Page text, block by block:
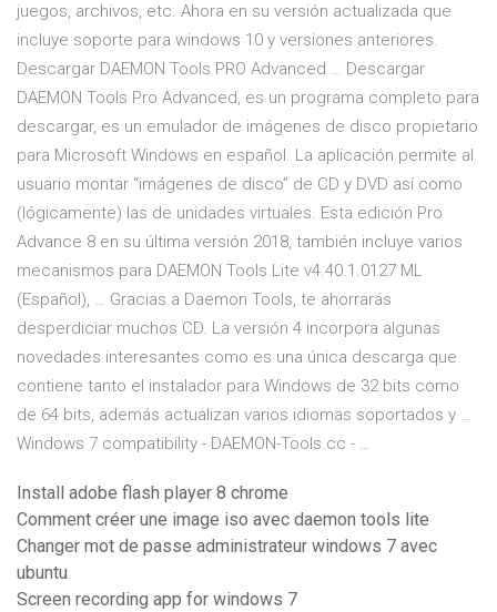
juegos, archivos, etc. Ahora en su versión actualizada que
incluye soporte para windows 10 y versiones anteriores.
Descargar DAEMON Tools PRO Advanced … Descargar
DAEMON Tools Pro Advanced, es un programa completo para
descargar, es un emulador de imágenes de disco propietario
para Microsoft Windows en español. La aplicación permite al
usuario montar “imágenes de disco” de CD y DVD así como
(lógicamente) las de unidades virtuales. Esta edición Pro
Advance 8 en su última versión 2018, también incluye varios
mecanismos para DAEMON Tools Lite v4.40.1.0127 ML
(Español), … Gracias a Daemon Tools, te ahorrarás
desperdiciar muchos CD. La versión 4 incorpora algunas
novedades interesantes como es una única descarga que
contiene tanto el instalador para Windows de 32 bits como
de 64 bits, además actualizan varios idiomas soportados y …
Windows 7 compatibility - DAEMON-Tools.cc - …
Install adobe flash player 8 chrome
Comment créer une image iso avec daemon tools lite
Changer mot de passe administrateur windows 7 avec
ubuntu
Screen recording app for windows 7